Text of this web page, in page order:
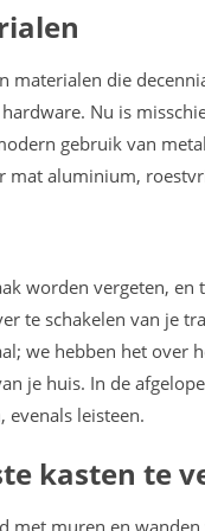
materialen die
Nu is
gebruik van
aluminium,
worden vergeten,
te schakelen van je
we hebben het over
je huis. In de
leisteen.
kasten te